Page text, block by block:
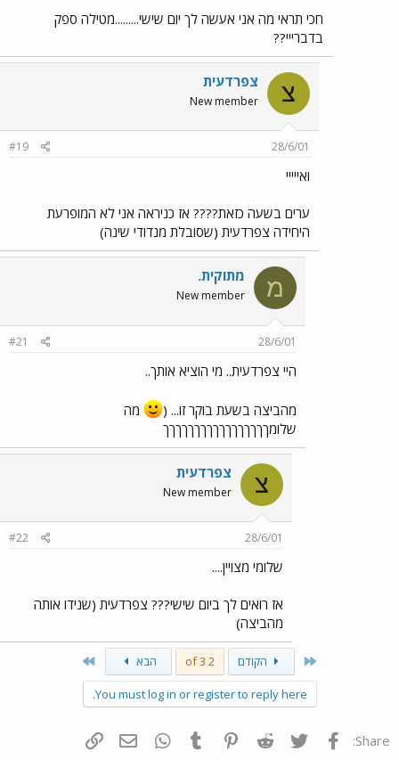
חכי תראי מה אני אעשה לך יום שישי.........מטילה ספק
בדברייי??
צ צפרדעית
New member
28/6/01
#19
ואייייי
ערים בשעה כזאת???? אז כניראה אני לא המופרעת
היחידה צפרדעית (שסובלת מנדודי שינה)
מ מתוקית.
New member
28/6/01
#21
היי צפרדעית.. מי הוציא אותך..
מהביצה בשעת בוקר זו... (
מה
שלומךךךךךךךךךךךךךךךךך
צ צפרדעית
New member
28/6/01
#22
שלומי מצויין....
אז רואים לך ביום שישי??? צפרדעית (שנידו אותה
מהביצה)
First הקודם 2 of 3 הבא
You must log in or register to reply here.
Share: פייסבוק Twitter
Reddit
Pinterest
Tumblr
WhatsAppדואר אלקטרוני